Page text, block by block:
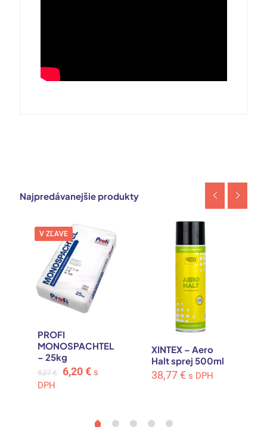
Najpredávanejšie produkty
V ZĽAVE
PROFI
MONOSPACHTEL
– 25kg
8,27€
Original
6,20€Current
s
DPH
XINTEX – Aero
Halt sprej 500ml
38,77€ s DPH